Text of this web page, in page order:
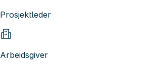
Prosjektleder
Arbeidsgiver